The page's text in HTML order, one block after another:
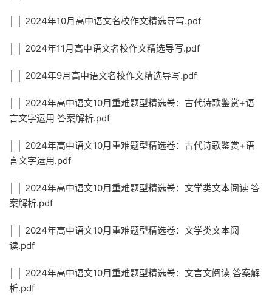
│ │ 2024年10月高中语文名校作文精选导写.pdf
│ │ 2024年11月高中语文名校作文精选导写.pdf
│ │ 2024年9月高中语文名校作文精选导写.pdf
│ │ 2024年高中语文10月重难题型精选卷：古代诗歌鉴赏+语
言文字运用 答案解析.pdf
│ │ 2024年高中语文10月重难题型精选卷：古代诗歌鉴赏+语
言文字运用.pdf
│ │ 2024年高中语文10月重难题型精选卷：文学类文本阅读 答
案解析.pdf
│ │ 2024年高中语文10月重难题型精选卷：文学类文本阅
读.pdf
│ │ 2024年高中语文10月重难题型精选卷：文言文阅读 答案解
析.pdf